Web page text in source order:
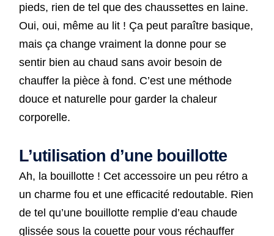
pieds, rien de tel que des chaussettes en laine.
Oui, oui, même au lit ! Ça peut paraître basique,
mais ça change vraiment la donne pour se
sentir bien au chaud sans avoir besoin de
chauffer la pièce à fond. C’est une méthode
douce et naturelle pour garder la chaleur
corporelle.
L’utilisation d’une bouillotte
Ah, la bouillotte ! Cet accessoire un peu rétro a
un charme fou et une efficacité redoutable. Rien
de tel qu’une bouillotte remplie d’eau chaude
glissée sous la couette pour vous réchauffer